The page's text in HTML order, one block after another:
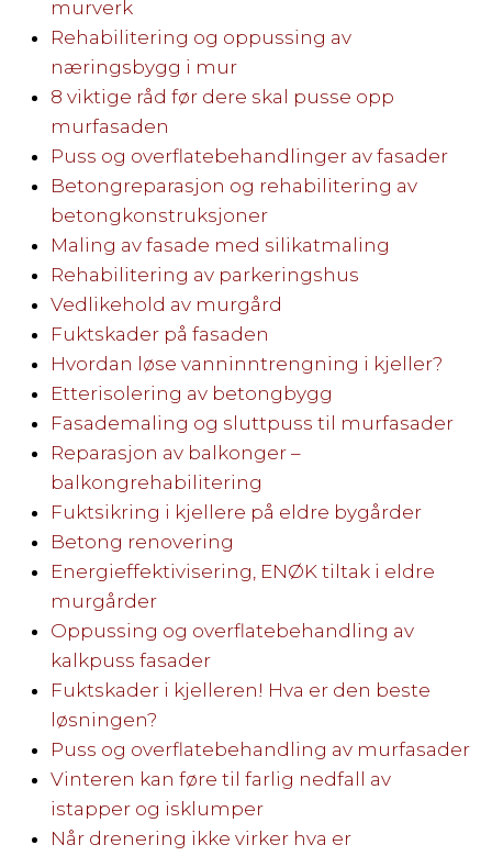
murverk
Rehabilitering og oppussing av
næringsbygg i mur
8 viktige råd før dere skal pusse opp
murfasaden
Puss og overflatebehandlinger av fasader
Betongreparasjon og rehabilitering av
betongkonstruksjoner
Maling av fasade med silikatmaling
Rehabilitering av parkeringshus
Vedlikehold av murgård
Fuktskader på fasaden
Hvordan løse vanninntrengning i kjeller?
Etterisolering av betongbygg
Fasademaling og sluttpuss til murfasader
Reparasjon av balkonger –
balkongrehabilitering
Fuktsikring i kjellere på eldre bygårder
Betong renovering
Energieffektivisering, ENØK tiltak i eldre
murgårder
Oppussing og overflatebehandling av
kalkpuss fasader
Fuktskader i kjelleren! Hva er den beste
løsningen?
Puss og overflatebehandling av murfasader
Vinteren kan føre til farlig nedfall av
istapper og isklumper
Når drenering ikke virker hva er